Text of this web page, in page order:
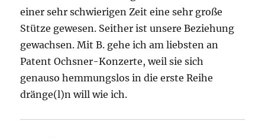
einer sehr schwierigen Zeit eine sehr große
Stütze gewesen. Seither ist unsere Beziehung
gewachsen. Mit B. gehe ich am liebsten an
Patent Ochsner-Konzerte, weil sie sich
genauso hemmungslos in die erste Reihe
dränge(l)n will wie ich.